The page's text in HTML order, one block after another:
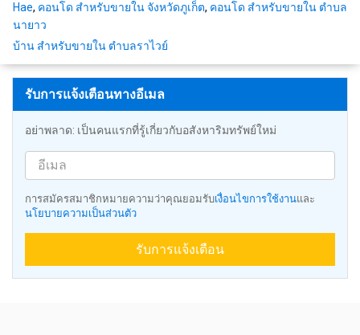
Hae, คอนโด สำหรับขายใน จังหวัดภูเก็ต, คอนโด สำหรับขายใน ตำบล
นายาว
บ้าน สำหรับขายใน ตำบลราไวย์
รับการแจ้งเตือนทางอีเมล
อย่าพลาด: เป็นคนแรกที่รู้เกี่ยวกับอสังหาริมทรัพย์ใหม่
การสมัครสมาชิกหมายความว่าคุณยอมรับเงื่อนไขการใช้งานและ
นโยบายความเป็นส่วนตัว
รับการแจ้งเตือน